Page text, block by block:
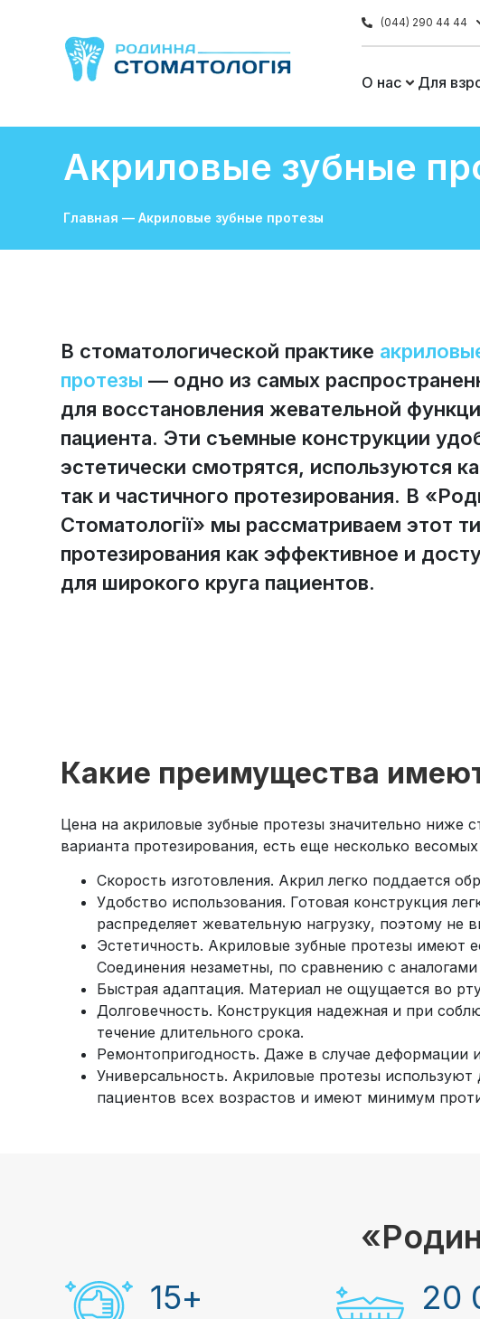
(044) 290 44 44
О нас Для
Акриловые зубные
Главная — Акриловые зубные протезы
В стоматологической практике
протезы — одно из самых
для восстановления жевательной
пациента. Эти съемные конструкции
эстетически смотрятся, используются
так и частичного протезирования. В
Стоматології» мы рассматриваем этот
протезирования как эффективное и
для широкого круга пациентов.
Какие преимущества
Цена на акриловые зубные протезы значительно ниже
варианта протезирования, есть еще несколько
Скорость изготовления. Акрил легко поддается
Удобство использования. Готовая конструкция
распределяет жевательную нагрузку, поэтому не
Эстетичность. Акриловые зубные протезы имеют
Соединения незаметны, по сравнению с
Быстрая адаптация. Материал не ощущается во
Долговечность. Конструкция надежная и при
течение длительного срока.
Ремонтопригодность. Даже в случае деформации
Универсальность. Акриловые протезы
пациентов всех возрастов и имеют минимум
15+ 20